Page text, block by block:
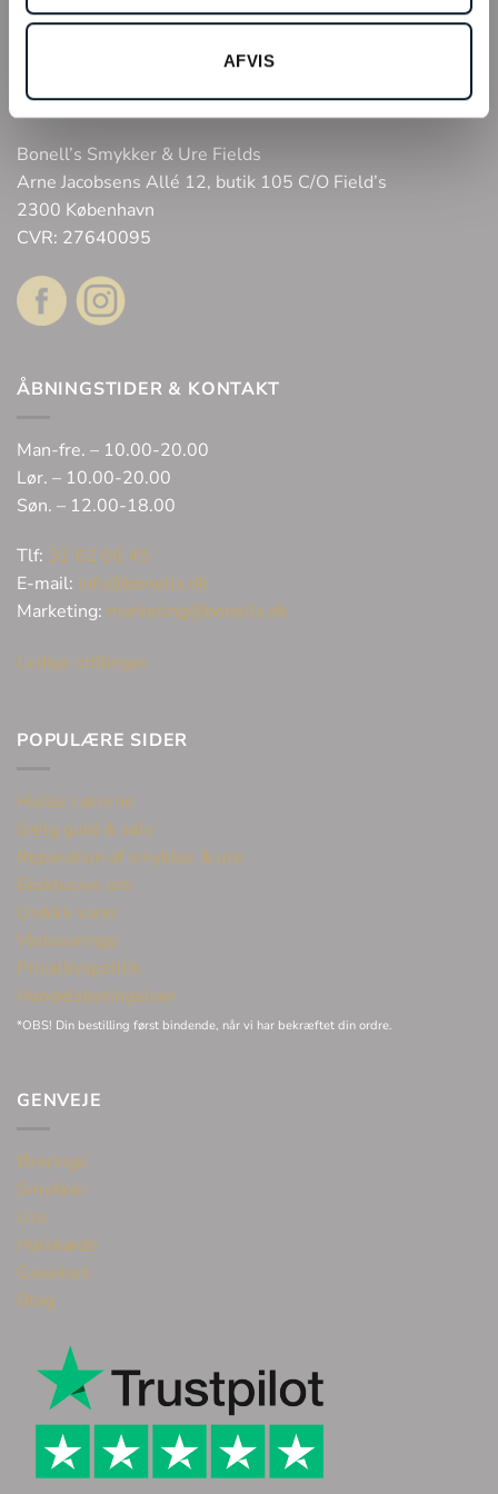
AFVIS
Webshop
Bonell’s Smykker & Ure Fields
Arne Jacobsens Allé 12, butik 105 C/O Field’s
2300 København
CVR: 27640095
ÅBNINGSTIDER & KONTAKT
Man-fre. – 10.00-20.00
Lør. – 10.00-20.00
Søn. – 12.00-18.00
Tlf: 32 62 06 45
E-mail: info@bonells.dk
Marketing: marketing@bonells.dk
Ledige stillinger
POPULÆRE SIDER
Huller i ørerne
Sælg guld & sølv
Reparation af smykker & ure
Eksklusive ure
Unikke varer
Vielsesringe
Privatlivspolitik
Handelsbetingelser
*OBS! Din bestilling først bindende, når vi har bekræftet din ordre.
GENVEJE
Øreringe
Smykker
Ure
Halskæde
Gavekort
Blog